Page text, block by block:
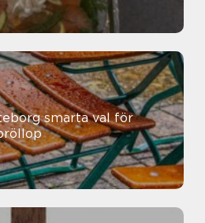
val för